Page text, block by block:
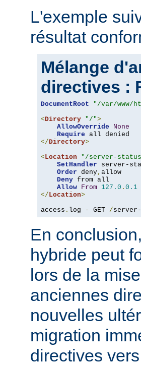
L'exemple
résultat
Mélange
directives :
DocumentRoot
"/var/www/
<Directory "/">
AllowOverride
None
Require
</Directory>
<Location "/server-
SetHandler server-
Order deny, allow
Deny from all
Allow From 127.0 . 0.1
</Location>
access . log - GET /
En
hybride peut
lors de la
anciennes
nouvelles
migration
directives